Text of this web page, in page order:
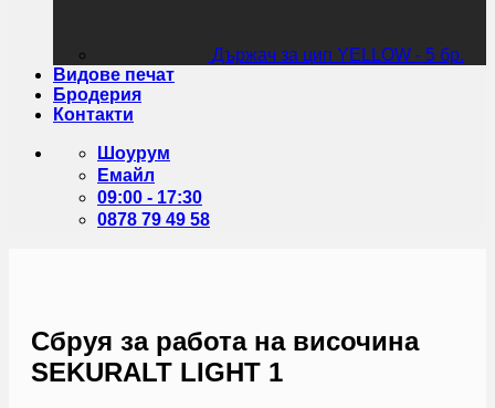
Държач за цип YELLOW - 5 бр.
Видове печат
Бродерия
Контакти
Шоурум
Емайл
09:00 - 17:30
0878 79 49 58
Сбруя за работа на височина
SEKURALT LIGHT 1